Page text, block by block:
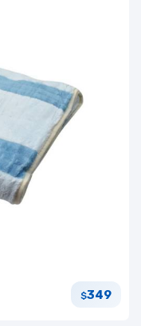
$349